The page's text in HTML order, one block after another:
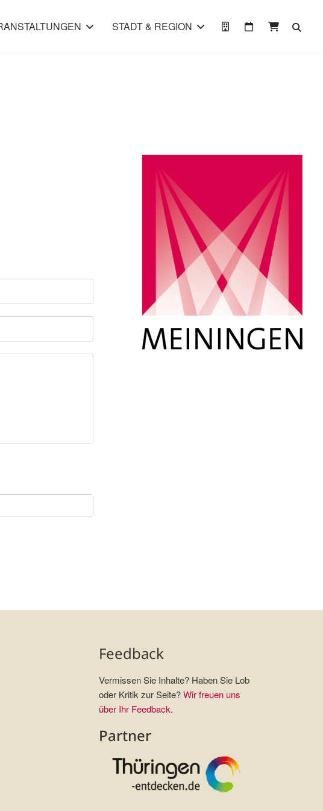
STADT & REGION
Feedback
Vermissen Sie Inhalte? Haben Sie Lob
oder Kritik zur Seite?Wir freuen uns
über Ihr Feedback.
Partner